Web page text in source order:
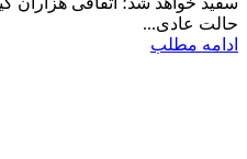
حالت عادی...
ادامه مطلب